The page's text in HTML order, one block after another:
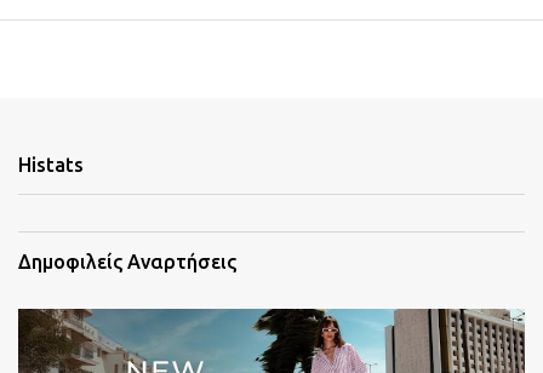
Histats
Δημοφιλείς Αναρτήσεις